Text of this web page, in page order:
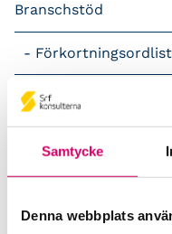
Samtycke
Denna webbplats
Branschstöd
Lönepodden
Rådgivning i